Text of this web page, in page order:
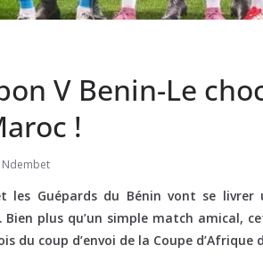
V Benin-Le
!
Ndembet
les Guépards du Bénin vont se
plus qu’un simple match amical,
du coup d’envoi de la Coupe d’Afrique